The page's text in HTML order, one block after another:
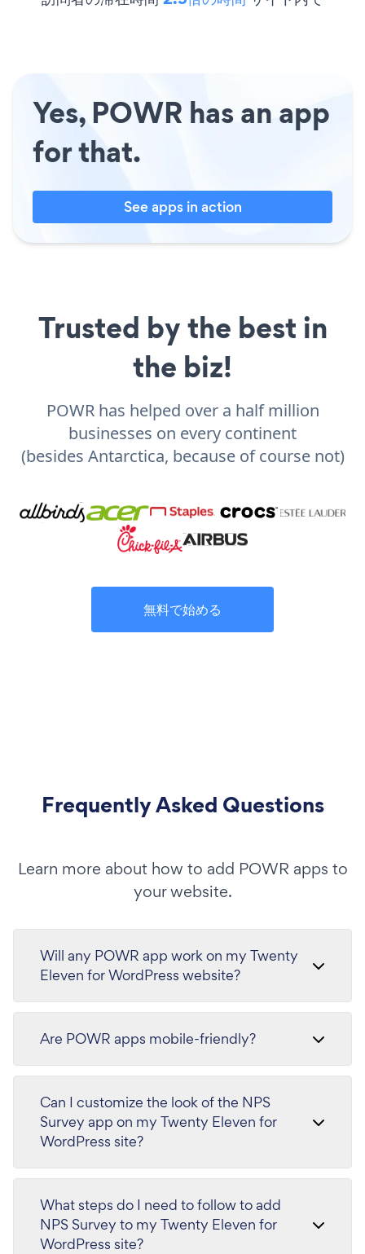
Yes, POWR has an app
for that.
See apps in action
Trusted by the best in
the biz!
POWR has helped over a half million
businesses on every continent
(besides Antarctica, because of course not)
無料で始める
Frequently Asked Questions
Learn more about how to add POWR apps to
your website.
Will any POWR app work on my Twenty
Eleven for WordPress website?
Are POWR apps mobile-friendly?
Can I customize the look of the NPS
Survey app on my Twenty Eleven for
WordPress site?
What steps do I need to follow to add
NPS Survey to my Twenty Eleven for
WordPress site?